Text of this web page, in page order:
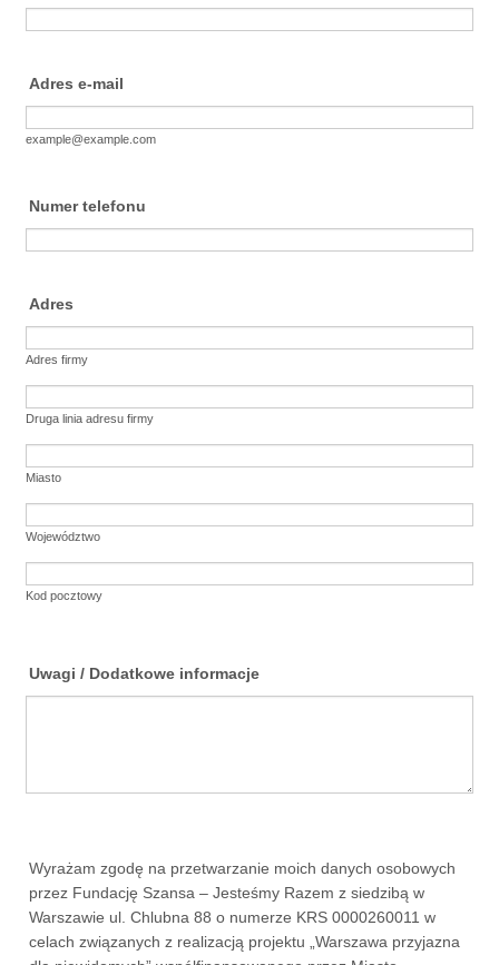
Adres e-mail
example@example.com
Numer telefonu
Adres
Adres firmy
Druga linia adresu firmy
Miasto
Województwo
Kod pocztowy
Uwagi / Dodatkowe informacje
Wyrażam zgodę na przetwarzanie moich danych osobowych
przez Fundację Szansa – Jesteśmy Razem z siedzibą w
Warszawie ul. Chlubna 88 o numerze KRS 0000260011 w
celach związanych z realizacją projektu „Warszawa przyjazna